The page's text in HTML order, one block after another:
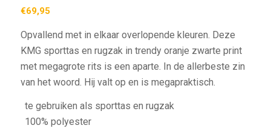
€69,95
Opvallend met in elkaar overlopende kleuren. Deze
KMG sporttas en rugzak in trendy oranje zwarte print
met megagrote rits is een aparte. In de allerbeste zin
van het woord. Hij valt op en is megapraktisch.
te gebruiken als sporttas en rugzak
100% polyester